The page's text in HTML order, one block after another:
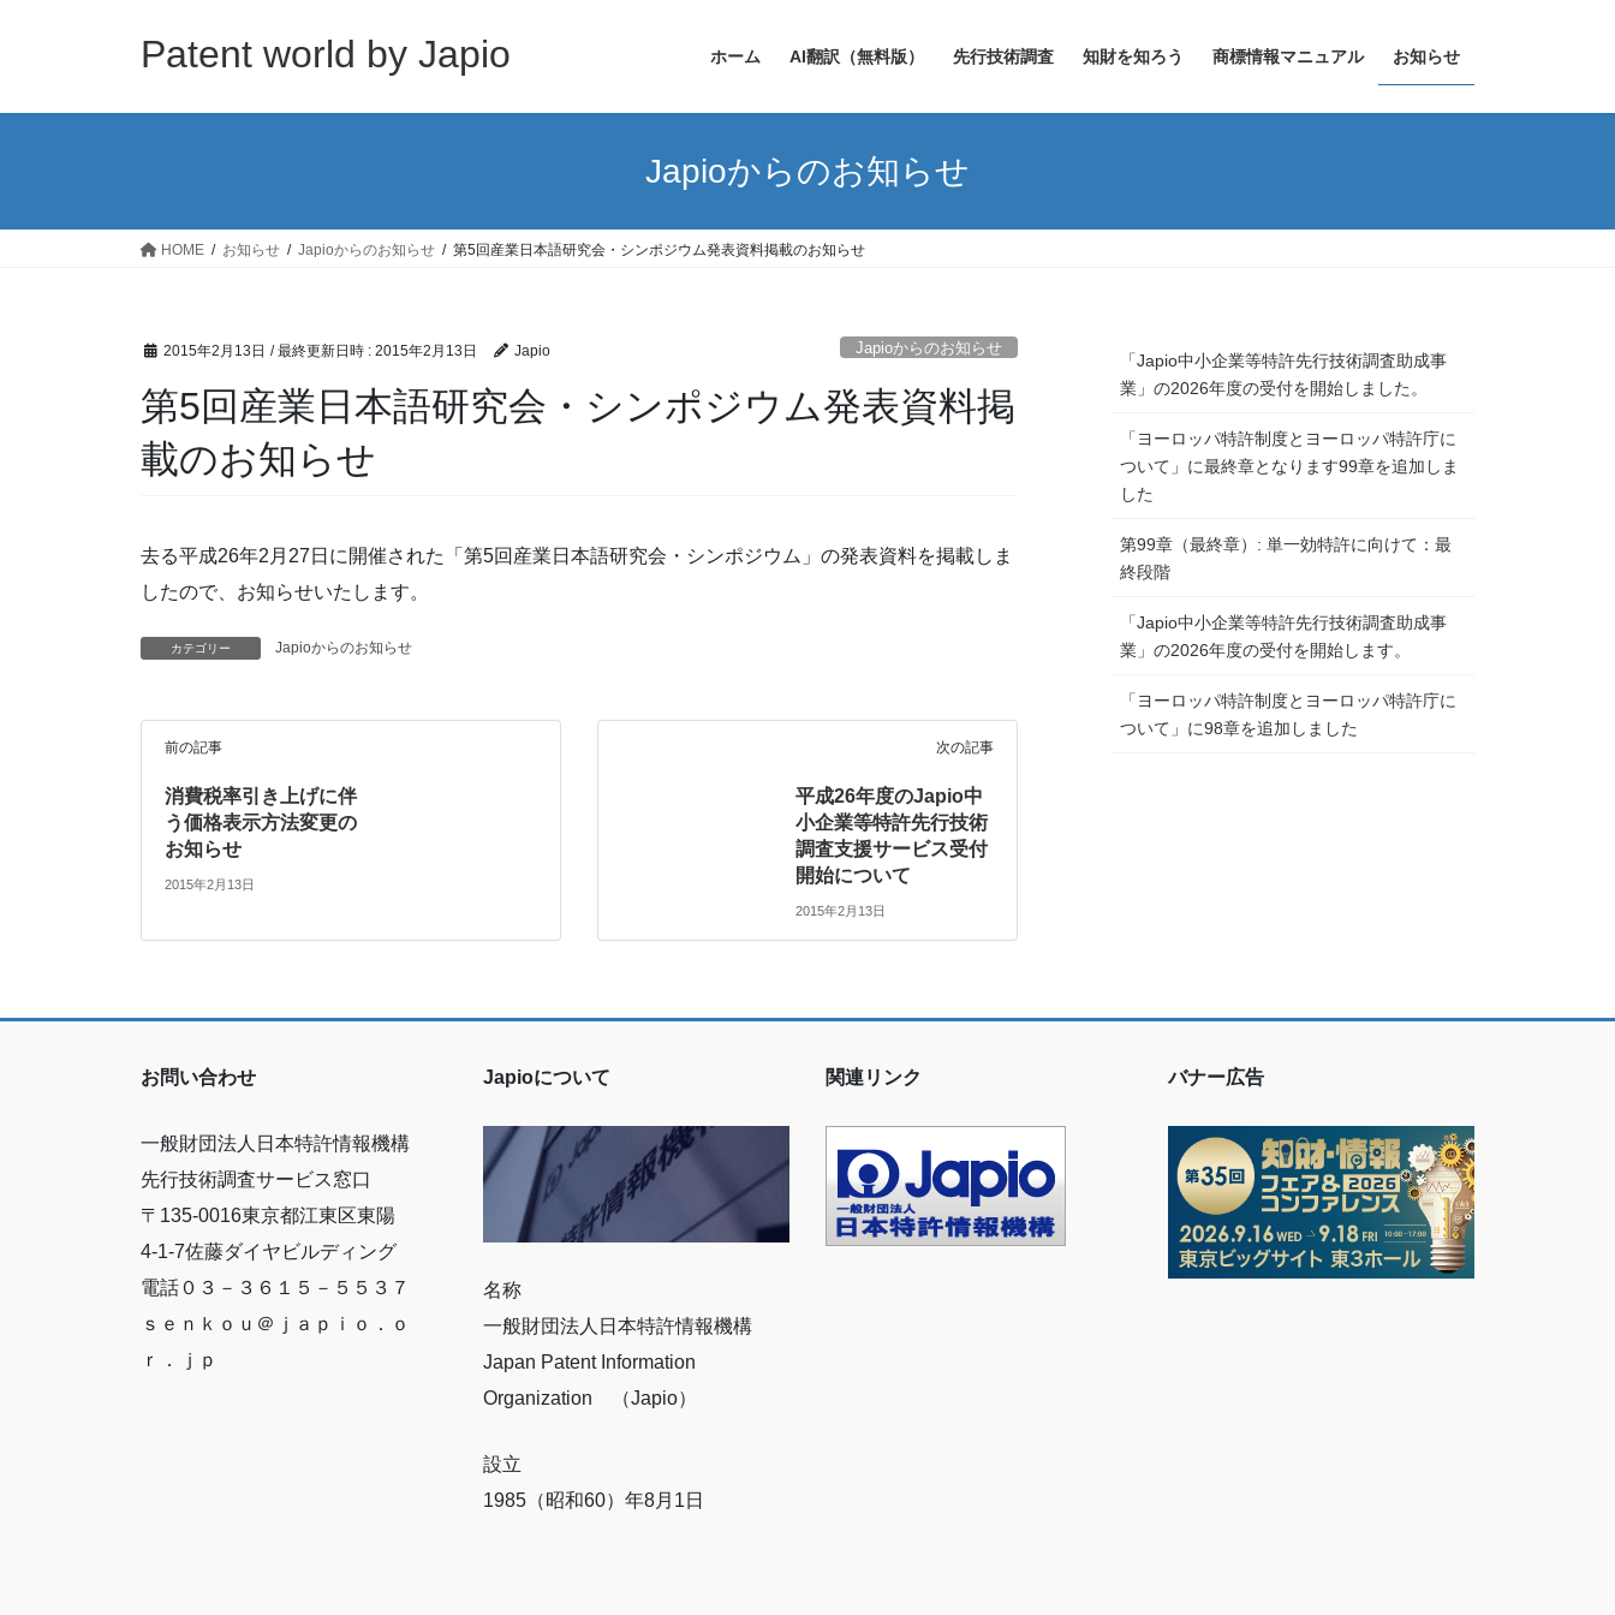
Patent world by Japio ホーム AI翻訳（無料版） 先行技術調査 知財を知ろう 商標情報マニュアル お知らせ
Japioからのお知らせ
HOME お知らせ Japioからのお知らせ 第5回産業日本語研究会・シンポジウム発表資料掲載のお知らせ
2015年2月13日 / 最終更新日時 : 2015年2月13日 Japio Japioからのお知らせ
第5回産業日本語研究会・シンポジウム発表資料掲
載のお知らせ
去る平成26年2月27日に開催された「第5回産業日本語研究会・シンポジウム」の発表資料を掲載しま
したので、お知らせいたします。
カテゴリー Japioからのお知らせ
前の記事
消費税率引き上げに伴
う価格表示方法変更の
お知らせ
2015年2月13日
次の記事
平成26年度のJapio中
小企業等特許先行技術
調査支援サービス受付
開始について
2015年2月13日
「Japio中小企業等特許先行技術調査助成事
業」の2026年度の受付を開始しました。
「ヨーロッパ特許制度とヨーロッパ特許庁に
ついて」に最終章となります99章を追加しま
した
第99章（最終章）: 単一効特許に向けて：最
終段階
「Japio中小企業等特許先行技術調査助成事
業」の2026年度の受付を開始します。
「ヨーロッパ特許制度とヨーロッパ特許庁に
ついて」に98章を追加しました
お問い合わせ
一般財団法人日本特許情報機構
先行技術調査サービス窓口
〒135-0016東京都江東区東陽
4-1-7佐藤ダイヤビルディング
電話０３－３６１５－５５３７
ｓｅｎｋｏｕ＠ｊａｐｉｏ．ｏ
ｒ．ｊｐ
Japioについて
名称
一般財団法人日本特許情報機構
Japan Patent Information
Organization （Japio）
設立
1985（昭和60）年8月1日
関連リンク バナー広告